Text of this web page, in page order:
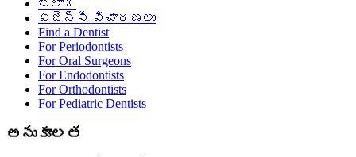
బ్లాగ్
ఏజెన్సీ విచారణలు
Find a Dentist
For Periodontists
For Oral Surgeons
For Endodontists
For Orthodontists
For Pediatric Dentists
అనుకూలత